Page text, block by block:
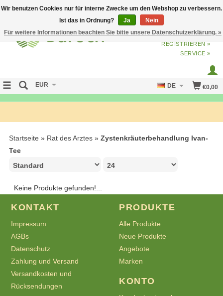
ANMELDENODERJETZT
REGISTRIEREN »
SERVICE »
€0,00
EUR DE
Startseite » Rat des Arztes » Zystenkräuterbehandlung Ivan-
Tee
Keine Produkte gefunden!...
KONTAKT
Impressum
AGBs
Datenschutz
Zahlung und Versand
Versandkosten und
Rücksendungen
PRODUKTE
Alle Produkte
Neue Produkte
Angebote
Marken
KONTO
Wir benutzen Cookies nur für interne Zwecke um den Webshop zu verbessern.
Ist das in Ordnung?
Ja
Nein
Für weitere Informationen beachten Sie bitte unsere Datenschutzerklärung. »